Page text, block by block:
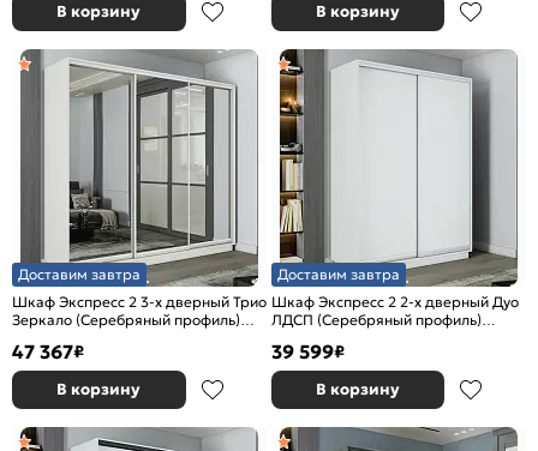
В корзину В корзину
Доставим завтра
Шкаф Экспресс 2 3-х дверный Трио
Зеркало (Серебряный профиль)
47 367₽
В корзину
Доставим завтра
Шкаф Экспресс 2 2-х дверный Дуо
ЛДСП (Серебряный профиль)
39 599₽
В корзину